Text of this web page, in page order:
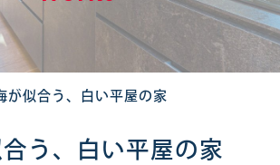
が似合う、白い平屋の家
う、白い平屋の家